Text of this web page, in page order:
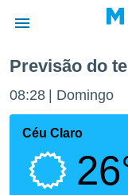
da
fornecidas
Previsão do
08:28 Domingo
Céu Claro